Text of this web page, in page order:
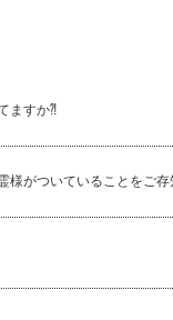
ますか⁈
様がついていることをご存